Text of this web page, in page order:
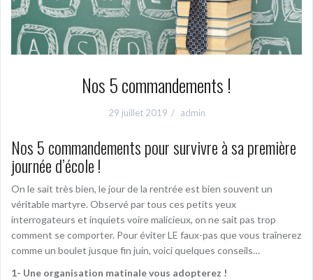
Nos 5 commandements !
29 juillet 2019 admin
Nos 5 commandements pour survivre à sa première
journée d’école !
On le sait très bien, le jour de la rentrée est bien souvent un
véritable martyre. Observé par tous ces petits yeux
interrogateurs et inquiets voire malicieux, on ne sait pas trop
comment se comporter. Pour éviter LE faux-pas que vous traînerez
comme un boulet jusque fin juin, voici quelques conseils…
1- Une organisation matinale vous adopterez !